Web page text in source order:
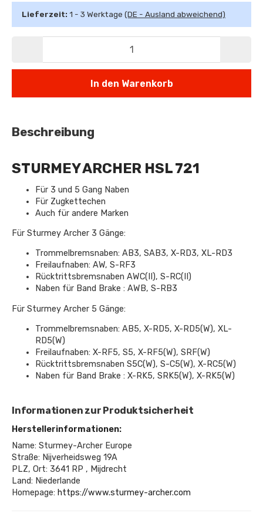
Lieferzeit: 1 - 3 Werktage (DE - Ausland abweichend)
In den Warenkorb
Beschreibung
STURMEY ARCHER HSL 721
Für 3 und 5 Gang Naben
Für Zugkettechen
Auch für andere Marken
Für Sturmey Archer 3 Gänge:
Trommelbremsnaben: AB3, SAB3, X-RD3, XL-RD3
Freilaufnaben: AW, S-RF3
Rücktrittsbremsnaben AWC(II), S-RC(II)
Naben für Band Brake : AWB, S-RB3
Für Sturmey Archer 5 Gänge:
Trommelbremsnaben: AB5, X-RD5, X-RD5(W), XL-
RD5(W)
Freilaufnaben: X-RF5, S5, X-RF5(W), SRF(W)
Rücktrittsbremsnaben S5C(W), S-C5(W), X-RC5(W)
Naben für Band Brake : X-RK5, SRK5(W), X-RK5(W)
Informationen zur Produktsicherheit
Herstellerinformationen:
Name: Sturmey-Archer Europe
Straße: Nijverheidsweg 19A
PLZ, Ort: 3641 RP , Mijdrecht
Land: Niederlande
Homepage: https://www.sturmey-archer.com